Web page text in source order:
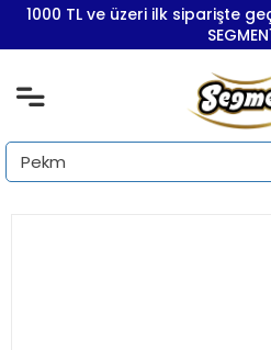
1000 TL ve üzeri ilk siparişte